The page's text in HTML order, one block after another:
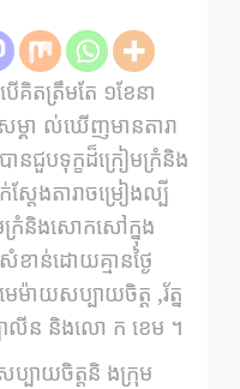
គិតត្រឹមតែ ១ខែនា
ម្គា ល់ឃើញមានតារា
ជួបទុក្ខដ៏ក្រៀមក្រំនិង
តែងតារាចម្រៀងល្បី
ក្រំនិងសោកសៅក្នុង
ខាន់ដោយគ្មានថ្ងៃ
ម៉ាយសប្បាយចិត្ត ,រ័ត្ន
ាលីន និងលោ ក ខេម ។
ប្បាយចិត្តនិ ងក្រុម